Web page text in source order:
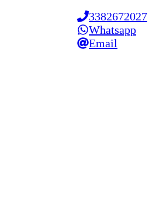
3382672027
Whatsapp
Email